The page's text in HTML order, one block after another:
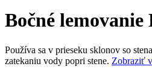
Bočné lemovanie
Používa sa v prieseku sklonov so
zatekaniu vody popri stene. Zobraziť